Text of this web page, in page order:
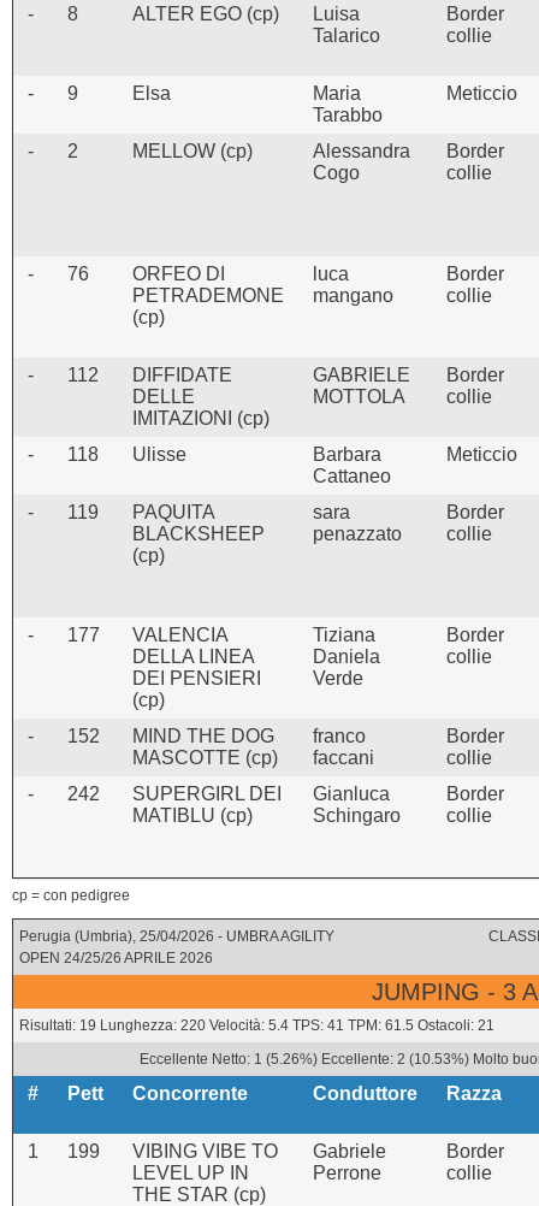
-
8 ALTER EGO (cp)
Luisa
Talarico
Border
collie
- 9 Elsa
Maria
Tarabbo
Meticcio
- 2 MELLOW (cp)
Alessandra
Cogo
Border
collie
- 76
ORFEO DI
PETRADEMONE
(cp)
luca
mangano
Border
collie
- 112
DIFFIDATE
DELLE
IMITAZIONI (cp)
GABRIELE
MOTTOLA
Border
collie
- 118 Ulisse
Barbara
Cattaneo
Meticcio
- 119
PAQUITA
BLACKSHEEP
(cp)
sara
penazzato
Border
collie
- 177
VALENCIA
DELLA LINEA
DEI PENSIERI
(cp)
Tiziana
Daniela
Verde
Border
collie
- 152
MIND THE DOG
MASCOTTE (cp)
franco
faccani
Border
collie
-
242
SUPERGIRL DEI
MATIBLU (cp)
Gianluca
Schingaro
Border
collie
cp = con pedigree
Perugia (Umbria), 25/04/2026 - UMBRA AGILITY
OPEN 24/25/26 APRILE 2026
JUMPING - 3
Risultati: 19 Lunghezza: 220 Velocità: 5.4 TPS: 41 TPM: 61.5 Ostacoli: 21
Eccellente Netto: 1 (5.26%) Eccellente: 2 (10.53%) Molto
# Pett Concorrente Conduttore Razza
1 199
VIBING VIBE TO
LEVEL UP IN
THE STAR (cp)
Gabriele
Perrone
Border
collie